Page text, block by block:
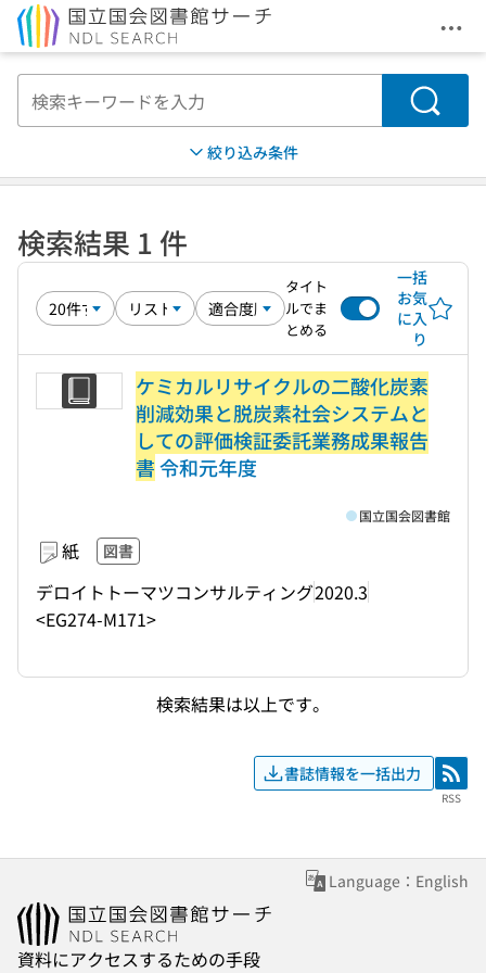
メ
検索
絞り込み条件
検索結果 1 件
タイト
ルでま
とめる
一括
お気
に入
り
ケミカルリサイクルの二酸化炭素
削減効果と脱炭素社会システムと
しての評価検証委託業務成果報告
書令和元年度
紙 図書
デロイトトーマツコンサルティング2020.3
<EG274-M171>
国立国会図書館
検索結果は以上です。
書誌情報を一括出力 RSS
RSS
Language：English
資料にアクセスするための手段